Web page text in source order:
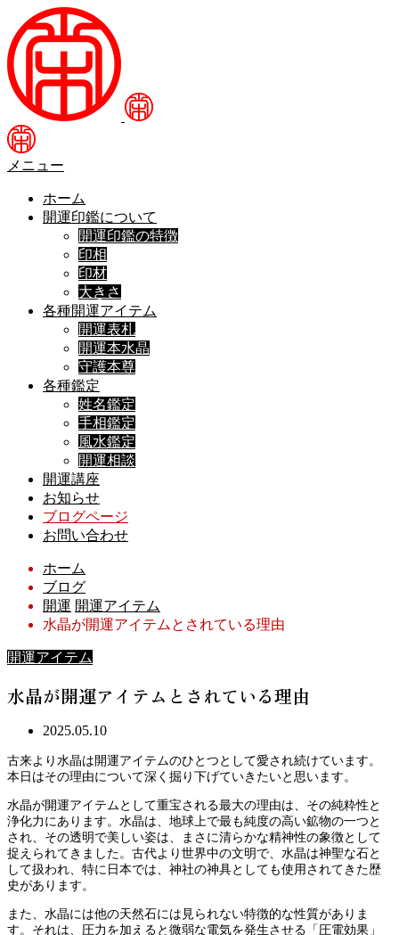
メニュー
ホーム
開運印鑑について
開運印鑑の特徴
印相
印材
大きさ
各種開運アイテム
開運表札
開運本水晶
守護本尊
各種鑑定
姓名鑑定
手相鑑定
風水鑑定
開運相談
開運講座
お知らせ
ブログページ
お問い合わせ
ホーム
ブログ
開運 開運アイテム
水晶が開運アイテムとされている理由
開運アイテム
水晶が開運アイテムとされている理由
2025.05.10
古来より水晶は開運アイテムのひとつとして愛され続けています。
本日はその理由について深く掘り下げていきたいと思います。
水晶が開運アイテムとして重宝される最大の理由は、その純粋性と
浄化力にあります。水晶は、地球上で最も純度の高い鉱物の一つと
され、その透明で美しい姿は、まさに清らかな精神性の象徴として
捉えられてきました。古代より世界中の文明で、水晶は神聖な石と
して扱われ、特に日本では、神社の神具としても使用されてきた歴
史があります。
また、水晶には他の天然石には見られない特徴的な性質がありま
す。それは、圧力を加えると微弱な電気を発生させる「圧電効果」